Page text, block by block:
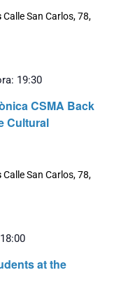
Calle San Carlos, 78,
CSMA Back
Cultural
19:30
Calle San Carlos, 78,
at the